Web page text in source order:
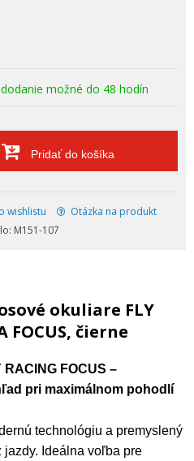
možné do 48 hodín
Pridať do košíka
wishlistu
Otázka na produkt
M151-107
okuliare FLY
FOCUS, čierne
RACING FOCUS –
pri maximálnom pohodlí
technológiu a premyslený
Ideálna voľba pre